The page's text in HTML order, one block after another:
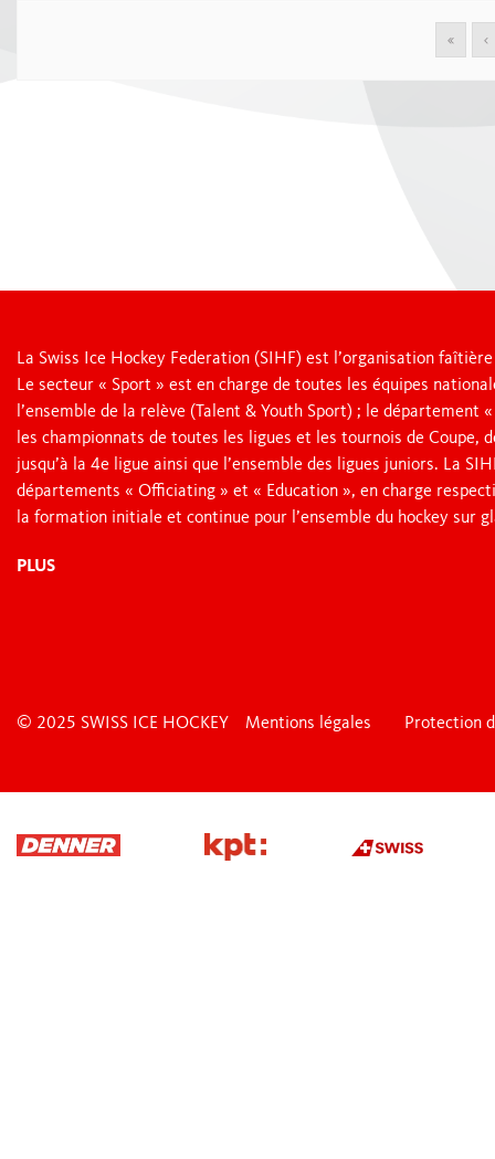
La Swiss Ice Hockey Federation (SIHF) est l’organisation
Le secteur « Sport » est en charge de toutes les équipes
l’ensemble de la relève (Talent & Youth Sport) ; le département
les championnats de toutes les ligues et les tournois de Coupe,
jusqu’à la 4e ligue ainsi que l’ensemble des ligues juniors. La
départements « Officiating » et « Education », en charge
la formation initiale et continue pour l’ensemble du hockey sur
PLUS
© 2025 SWISS ICE HOCKEY Mentions légales Protection